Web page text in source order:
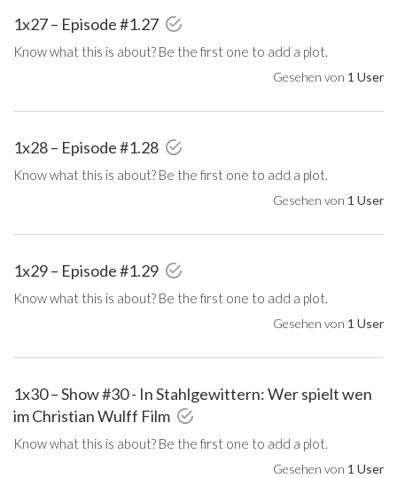
1x27 – Episode #1.27
Know what this is about? Be the first one to add a plot.
Gesehen von 1 User
1x28 – Episode #1.28
Know what this is about? Be the first one to add a plot.
Gesehen von 1 User
1x29 – Episode #1.29
Know what this is about? Be the first one to add a plot.
Gesehen von 1 User
1x30 – Show #30 - In Stahlgewittern: Wer spielt wen
im Christian Wulff Film
Know what this is about? Be the first one to add a plot.
Gesehen von 1 User